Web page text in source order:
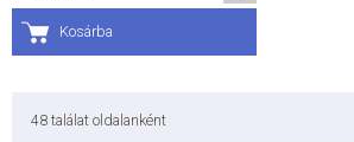
Kosárba
48 találat oldalanként